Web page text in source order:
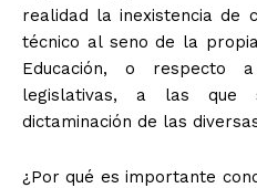
realidad la inexistencia de
técnico al seno de la
Educación, o respecto
legislativas, a las
dictaminación de las
¿Por qué es importante